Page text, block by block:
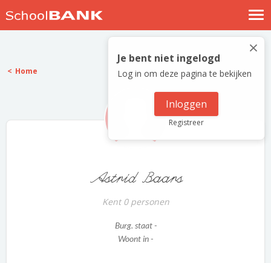
Nostalgische verhalen
Log in
Meld je gratis aan
×
Je bent niet ingelogd
Log in om deze pagina te bekijken
Inloggen
Registreer
Home
Astrid Baars
Kent 0 personen
Burg. staat -
Woont in -